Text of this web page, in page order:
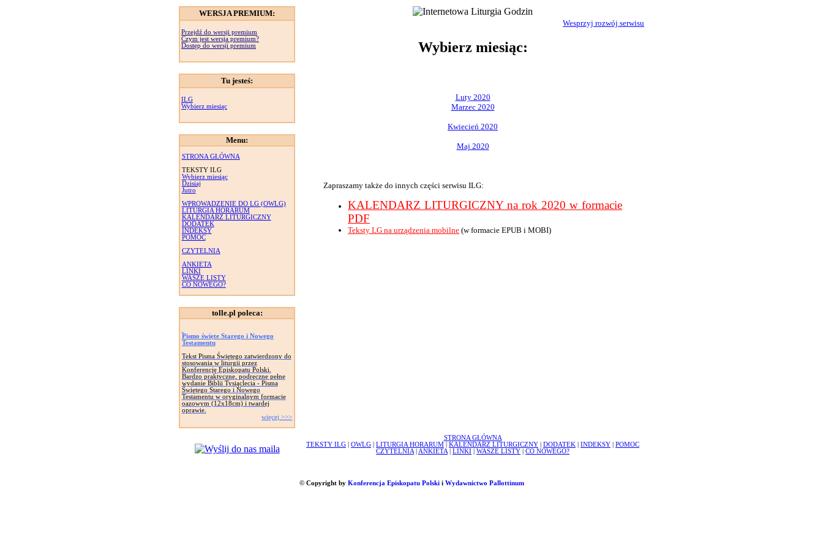
WERSJA PREMIUM:
Przejdź do wersji premium
Czym jest wersja premium?
Dostęp do wersji premium
Tu jesteś:
ILG
Wybierz miesiąc
Menu:
STRONA GŁÓWNA
TEKSTY ILG
Wybierz miesiąc
Dzisiaj
Jutro
WPROWADZENIE DO LG (OWLG)
LITURGIA HORARUM
KALENDARZ LITURGICZNY
DODATEK
INDEKSY
POMOC
CZYTELNIA
ANKIETA
LINKI
WASZE LISTY
CO NOWEGO?
tolle.pl poleca:
Pismo święte Starego i Nowego
Testamentu
Tekst Pisma Świętego zatwierdzony do
stosowania w liturgii przez
Konferencję Episkopatu Polski.
Bardzo praktyczne, podręczne pełne
wydanie Biblii Tysiąclecia - Pisma
Świętego Starego i Nowego
Testamentu w oryginalnym formacie
oazowym (12x18cm) i twardej
oprawie.
więcej >>>
Wesprzyj rozwój serwisu
Wybierz miesiąc:
Luty 2020
Marzec 2020
Kwiecień 2020
Maj 2020
Zapraszamy także do innych części serwisu ILG:
KALENDARZ LITURGICZNY na rok 2020 w formacie
PDF
Teksty LG na urządzenia mobilne (w formacie EPUB i MOBI)
STRONA GŁÓWNA
TEKSTY ILG
OWLG LITURGIA HORARUM KALENDARZ LITURGICZNY DODATEK INDEKSY
POMOC
CZYTELNIA
ANKIETA LINKI WASZE LISTY CO NOWEGO?
© Copyright by Konferencja Episkopatu Polskii Wydawnictwo Pallottinum